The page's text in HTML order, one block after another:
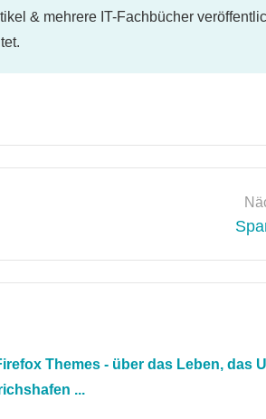
& mehrere IT-Fachbücher
Themes - über das Leben, das
...